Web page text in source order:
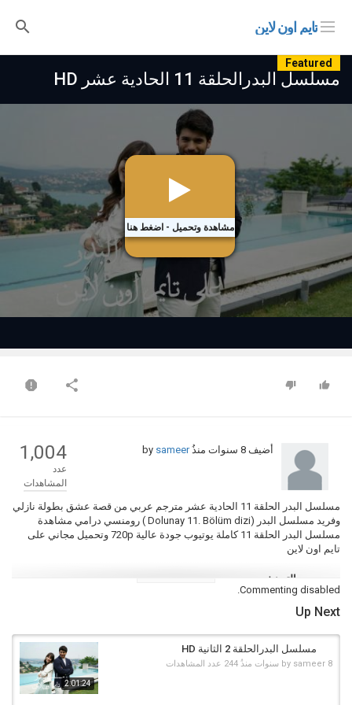
تايم اون لاين
Featured
مسلسل البدرالحلقة 11 الحادية عشر HD
مشاهدة وتحميل - اضغط هنا
أضيف 8 سنوات منذُ by
sameer
1,004
عدد
المشاهدات
مسلسل البدر الحلقة 11 الحادية عشر مترجم عربي من قصة عشق بطولة نازلي
وفريد مسلسل البدر (Dolunay 11. Bölüm dizi ) رومنسي درامي مشاهدة
مسلسل البدر الحلقة 11 كاملة يوتيوب جودة عالية 720p وتحميل مجاني على
تايم اون لاين
التصنيف
مسلسلات تركية
الكلمات الدلالية
, مسلسل البدر الحلقة العاشرة كاملة البدر الحلقة11 , البدرالمكتمل
الحلقة 11
البدر حلقة 11 اون لاين
Commenting disabled.
Up Next
2:01:24
مسلسل البدرالحلقة 2 الثانية HD
by sameer 8 سنوات منذُ 244 عدد المشاهدات